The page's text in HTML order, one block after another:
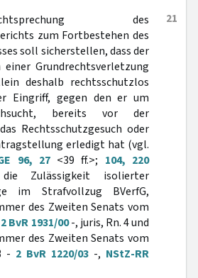
21
des
zum Fortbestehen des
soll sicherstellen, dass der
Grundrechtsverletzung
deshalb rechtsschutzlos
Eingriff, gegen den er um
bereits vor der
Rechtsschutzgesuch oder
erledigt hat (vgl.
96, 27<39 ff.>; 104, 220
Zulässigkeit isolierter
im Strafvollzug BVerfG,
des Zweiten Senats vom
2 BvR 1931/00-, juris, Rn. 4 und
des Zweiten Senats vom
- 2 BvR 1220/03 -, NStZ-RR